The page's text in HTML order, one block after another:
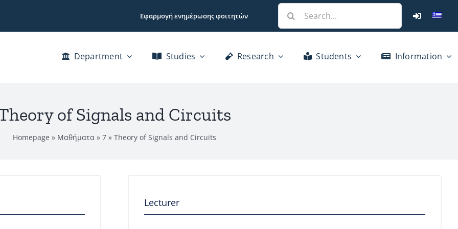
Εφαρμογή ενημέρωσης φοιτητών
Search
Department Studies Research Students Information
of Signals and Circuits
Homepage » Μαθήματα » 7 » Theory of Signals and Circuits
Lecturer